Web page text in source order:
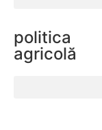
politica
agricolă